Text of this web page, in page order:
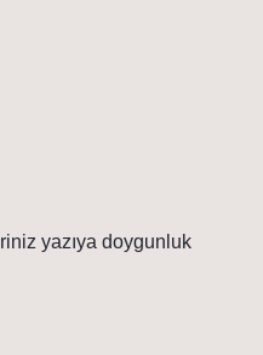
yazıya doygunluk